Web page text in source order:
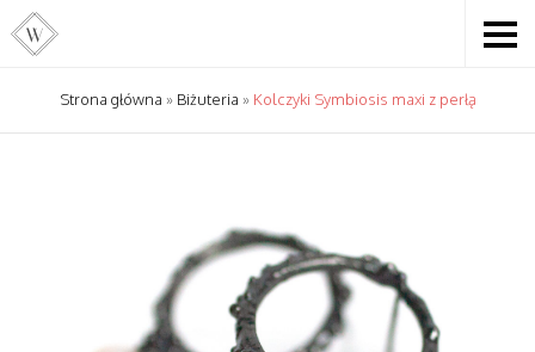
Strona główna » Biżuteria » Kolczyki Symbiosis maxi z perłą